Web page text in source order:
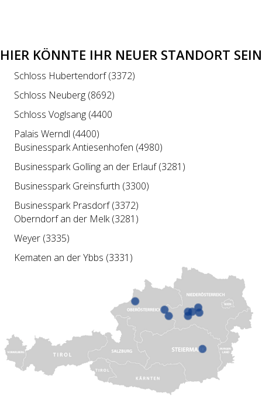
HIER KÖNNTE IHR NEUER STANDORT SEIN
Schloss Hubertendorf (3372)
Schloss Neuberg (8692)
Schloss Voglsang (4400
Palais Werndl (4400)
Businesspark Antiesenhofen (4980)
Businesspark Golling an der Erlauf (3281)
Businesspark Greinsfurth (3300)
Businesspark Prasdorf (3372)
Oberndorf an der Melk (3281)
Weyer (3335)
Kematen an der Ybbs (3331)